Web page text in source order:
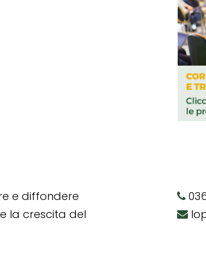
e diffondere
la crescita del